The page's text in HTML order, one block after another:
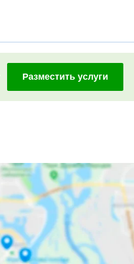
Разместить услуги